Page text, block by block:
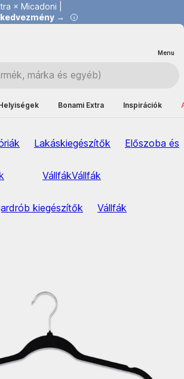
× Micadoni |
→
Menu
Bonami Extra Inspirációk
Lakáskiegészítők Előszoba és
VállfákVállfák
kiegészítők Vállfák